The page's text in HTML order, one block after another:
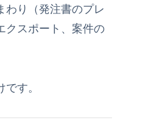
わり（発注書のプレ
クスポート、案件の
す。